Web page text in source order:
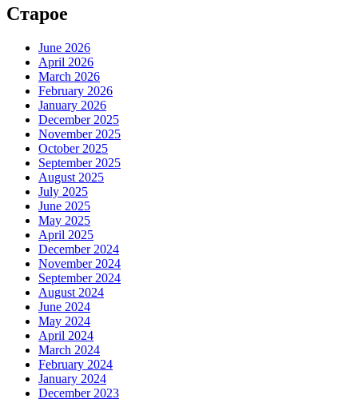
Старое
June 2026
April 2026
March 2026
February 2026
January 2026
December 2025
November 2025
October 2025
September 2025
August 2025
July 2025
June 2025
May 2025
April 2025
December 2024
November 2024
September 2024
August 2024
June 2024
May 2024
April 2024
March 2024
February 2024
January 2024
December 2023